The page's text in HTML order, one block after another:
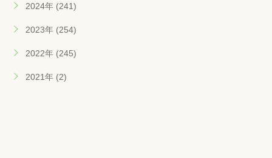
2024年 (241)
2023年 (254)
2022年 (245)
2021年 (2)